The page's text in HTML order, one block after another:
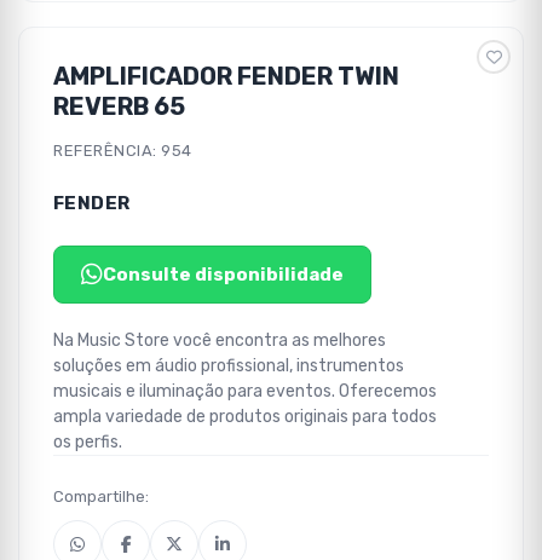
AMPLIFICADOR FENDER TWIN
REVERB 65
REFERÊNCIA: 954
FENDER
Consulte disponibilidade
Na Music Store você encontra as melhores
soluções em áudio profissional, instrumentos
musicais e iluminação para eventos. Oferecemos
ampla variedade de produtos originais para todos
os perfis.
Compartilhe: